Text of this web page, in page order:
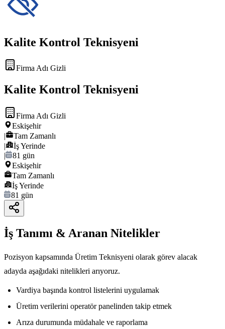
Kalite Kontrol Teknisyeni
Firma Adı Gizli
Kalite Kontrol Teknisyeni
Firma Adı Gizli
Eskişehir
|
Tam Zamanlı
|
İş Yerinde
|
81 gün
Eskişehir
Tam Zamanlı
İş Yerinde
81 gün
İş Tanımı & Aranan Nitelikler
Pozisyon kapsamında Üretim Teknisyeni olarak görev alacak
adayda aşağıdaki nitelikleri arıyoruz.
Vardiya başında kontrol listelerini uygulamak
Üretim verilerini operatör panelinden takip etmek
Arıza durumunda müdahale ve raporlama